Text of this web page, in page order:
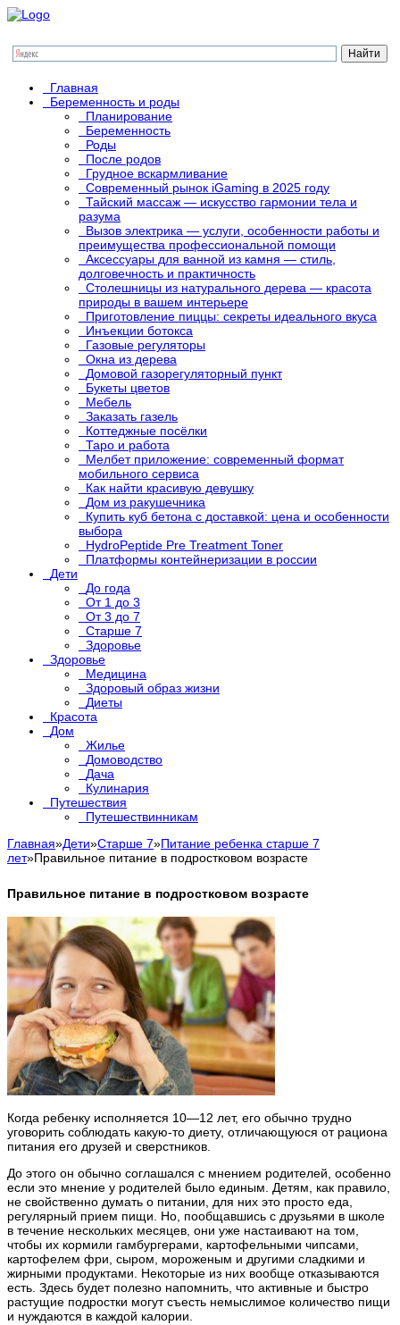
Главная
Беременность и роды
Планирование
Беременность
Роды
После родов
Грудное вскармливание
Современный рынок iGaming в 2025 году
Тайский массаж — искусство гармонии тела и
разума
Вызов электрика — услуги, особенности работы и
преимущества профессиональной помощи
Аксессуары для ванной из камня — стиль,
долговечность и практичность
Столешницы из натурального дерева — красота
природы в вашем интерьере
Приготовление пиццы: секреты идеального вкуса
Инъекции ботокса
Газовые регуляторы
Окна из дерева
Домовой газорегуляторный пункт
Букеты цветов
Мебель
Заказать газель
Коттеджные посёлки
Таро и работа
Мелбет приложение: современный формат
мобильного сервиса
Как найти красивую девушку
Дом из ракушечника
Купить куб бетона с доставкой: цена и особенности
выбора
HydroPeptide Pre Treatment Toner
Платформы контейнеризации в россии
Дети
До года
От 1 до 3
От 3 до 7
Старше 7
Здоровье
Здоровье
Медицина
Здоровый образ жизни
Диеты
Красота
Дом
Жилье
Домоводство
Дача
Кулинария
Путешествия
Путешествинникам
Главная»Дети»Старше 7»Питание ребенка старше 7
лет»Правильное питание в подростковом возрасте
Правильное питание в подростковом возрасте
Когда ребенку исполняется 10—12 лет, его обычно трудно
уговорить соблюдать какую-то диету, отличающуюся от рациона
питания его друзей и сверстников.
До этого он обычно соглашался с мнением родителей, особенно
если это мнение у родителей было единым. Детям, как правило,
не свойственно думать о питании, для них это просто еда,
регулярный прием пищи. Но, пообщавшись с друзьями в школе
в течение нескольких месяцев, они уже настаивают на том,
чтобы их кормили гамбургерами, картофельными чипсами,
картофелем фри, сыром, мороженым и другими сладкими и
жирными продуктами. Некоторые из них вообще отказываются
есть. Здесь будет полезно напомнить, что активные и быстро
растущие подростки могут съесть немыслимое количество пищи
и нуждаются в каждой калории.